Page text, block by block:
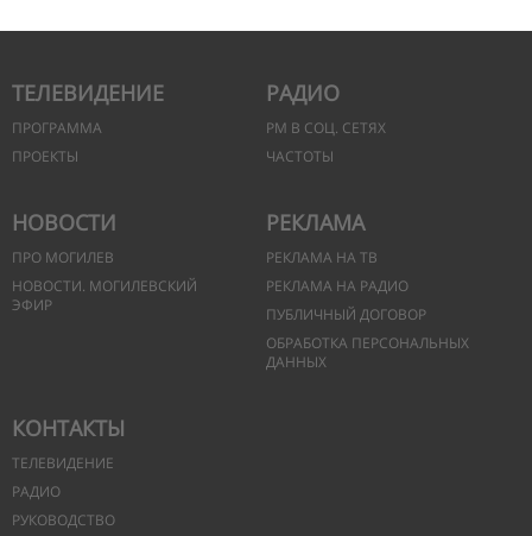
ТЕЛЕВИДЕНИЕ
ПРОГРАММА
ПРОЕКТЫ
РАДИО
РМ В СОЦ. СЕТЯХ
ЧАСТОТЫ
НОВОСТИ
ПРО МОГИЛЕВ
НОВОСТИ. МОГИЛЕВСКИЙ
ЭФИР
РЕКЛАМА
РЕКЛАМА НА ТВ
РЕКЛАМА НА РАДИО
ПУБЛИЧНЫЙ ДОГОВОР
ОБРАБОТКА ПЕРСОНАЛЬНЫХ
ДАННЫХ
КОНТАКТЫ
ТЕЛЕВИДЕНИЕ
РАДИО
РУКОВОДСТВО